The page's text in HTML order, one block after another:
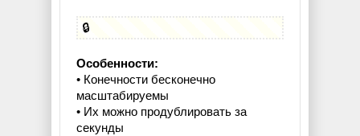
🔒
Особенности:
• Конечности бесконечно
масштабируемы
• Их можно продублировать за
секунды